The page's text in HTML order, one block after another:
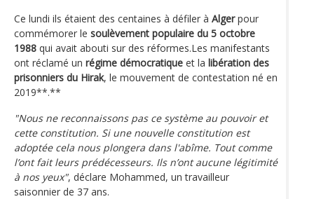
Ce lundi ils étaient des centaines à défiler à Algerpour
commémorer le soulèvement populaire du 5 octobre
1988 qui avait abouti sur des réformes.Les manifestants
ont réclamé un régime démocratique et la libération des
prisonniers du Hirak, le mouvement de contestation né en
2019**.**
"Nous ne reconnaissons pas ce système au pouvoir et
cette constitution. Si une nouvelle constitution est
adoptée cela nous plongera dans l'abîme. Tout comme
l’ont fait leurs prédécesseurs. Ils n’ont aucune légitimité
à nos yeux", déclare Mohammed, un travailleur
saisonnier de 37 ans.